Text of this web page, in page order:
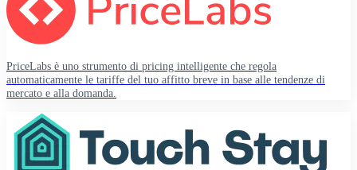
PriceLabs è uno strumento di pricing intelligente che regola
automaticamente le tariffe del tuo affitto breve in base alle tendenze di
mercato e alla domanda.